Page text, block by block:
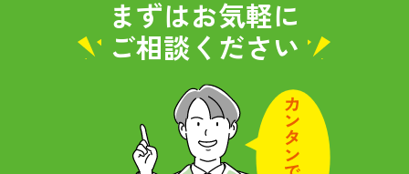
まずはお気軽に
ご相談ください